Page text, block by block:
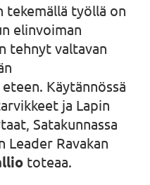
tekemällä työllä on
elinvoiman
tehnyt valtavan
Käytännössä
ja Lapin
Satakunnassa
Leader Ravakan
toteaa.